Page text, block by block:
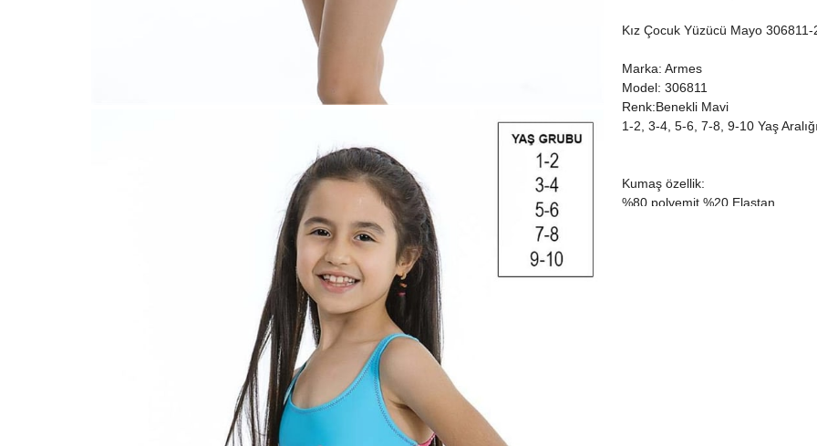
Kız Çocuk Yüzücü Mayo 306811-
Marka: Armes
Model: 306811
Renk:Benekli Mavi
1-2, 3-4, 5-6, 7-8, 9-10 Yaş Aralığı
Kumaş özellik:
%80 polyemit %20 Elastan